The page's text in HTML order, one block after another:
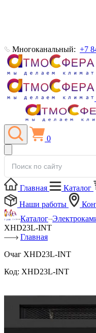
Многоканальный: +7
0
Главная Каталог
Наши работы
Каталог
XHD23L-INT
Главная
Очаг XHD23L-INT
Код: XHD23L-INT